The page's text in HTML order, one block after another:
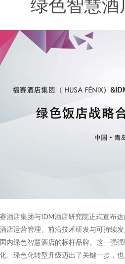
酒店集团与IDM酒店研究院正式宣布
店运营管理、前沿技术研发与可持续
内绿色智慧酒店的标杆品牌。这一强
、绿色化转型升级迈出了关键一步，